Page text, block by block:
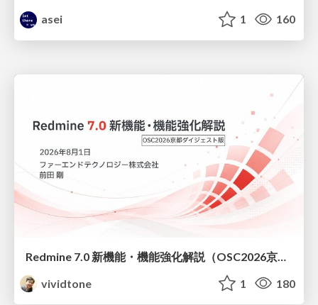
asei
1 160
vividtone
1 180